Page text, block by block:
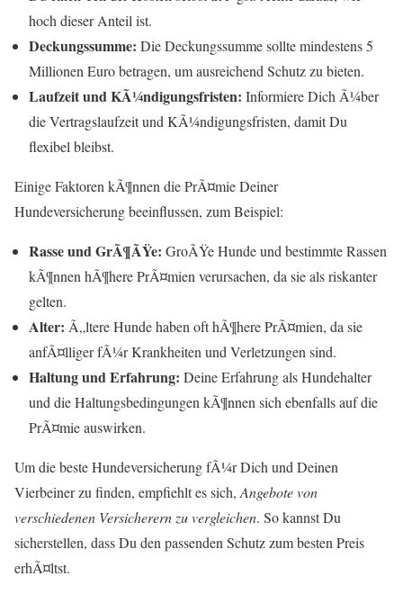
hoch dieser Anteil ist.
Deckungssumme: Die Deckungssumme sollte mindestens 5
Millionen Euro betragen, um ausreichend Schutz zu bieten.
Laufzeit und KÃ¼ndigungsfristen: Informiere Dich Ã¼ber
die Vertragslaufzeit und KÃ¼ndigungsfristen, damit Du
flexibel bleibst.
Einige Faktoren kÃ¶nnen die PrÃ¤mie Deiner
Hundeversicherung beeinflussen, zum Beispiel:
Rasse und GrÃ¶ÃŸe: GroÃŸe Hunde und bestimmte Rassen
kÃ¶nnen hÃ¶here PrÃ¤mien verursachen, da sie als riskanter
gelten.
Alter: Ã„ltere Hunde haben oft hÃ¶here PrÃ¤mien, da sie
anfÃ¤lliger fÃ¼r Krankheiten und Verletzungen sind.
Haltung und Erfahrung: Deine Erfahrung als Hundehalter
und die Haltungsbedingungen kÃ¶nnen sich ebenfalls auf die
PrÃ¤mie auswirken.
Um die beste Hundeversicherung fÃ¼r Dich und Deinen
Vierbeiner zu finden, empfiehlt es sich, Angebote von
verschiedenen Versicherern zu vergleichen. So kannst Du
sicherstellen, dass Du den passenden Schutz zum besten Preis
erhÃ¤ltst.